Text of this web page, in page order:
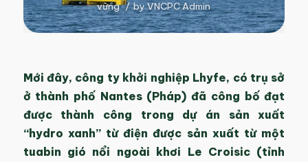
vững / byVNCPC Admin
Mới đây, công ty khởi nghiệp Lhyfe, có trụ sở
ở thành phố Nantes (Pháp) đã công bố đạt
được thành công trong dự án sản xuất
“hydro xanh” từ điện được sản xuất từ một
tuabin gió nổi ngoài khơi Le Croisic (tỉnh